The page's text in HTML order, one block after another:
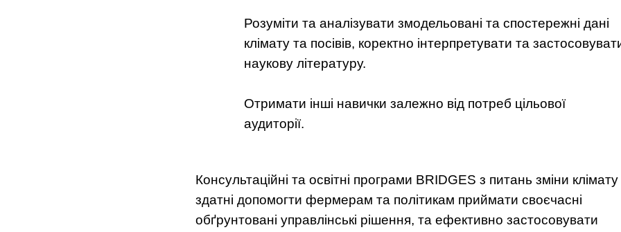
Розуміти та аналізувати змодельовані та спостережні дані
клімату та посівів, коректно інтерпретувати та
наукову літературу.
Отримати інші навички залежно від потреб цільової
аудиторії.
Консультаційні та освітні програми BRIDGES з питань зміни клімату
здатні допомогти фермерам та політикам приймати своєчасні
обґрунтовані управлінські рішення, та ефективно застосовувати